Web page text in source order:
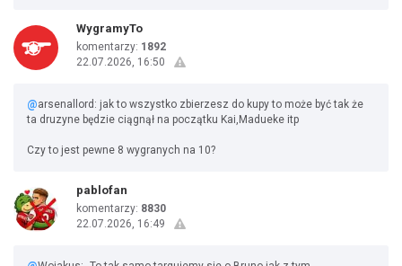
WygramyTo
komentarzy: 1892
22.07.2026, 16:50
@arsenallord: jak to wszystko zbierzesz do kupy to może być tak że
ta druzyne będzie ciągnął na początku Kai,Madueke itp
Czy to jest pewne 8 wygranych na 10?
pablofan
komentarzy: 8830
22.07.2026, 16:49